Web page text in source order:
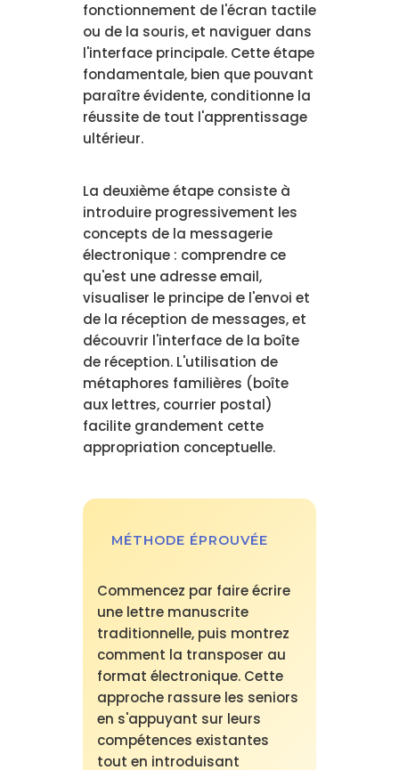
fonctionnement de l'écran tactile
ou de la souris, et naviguer dans
l'interface principale. Cette étape
fondamentale, bien que pouvant
paraître évidente, conditionne la
réussite de tout l'apprentissage
ultérieur.
La deuxième étape consiste à
introduire progressivement les
concepts de la messagerie
électronique : comprendre ce
qu'est une adresse email,
visualiser le principe de l'envoi et
de la réception de messages, et
découvrir l'interface de la boîte
de réception. L'utilisation de
métaphores familières (boîte
aux lettres, courrier postal)
facilite grandement cette
appropriation conceptuelle.
MÉTHODE ÉPROUVÉE
Commencez par faire écrire
une lettre manuscrite
traditionnelle, puis montrez
comment la transposer au
format électronique. Cette
approche rassure les seniors
en s'appuyant sur leurs
compétences existantes
tout en introduisant